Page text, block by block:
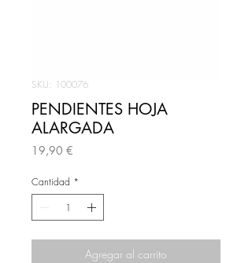
SKU: 100076
PENDIENTES HOJA
ALARGADA
19,90 €
Cantidad *
Agregar al carrito